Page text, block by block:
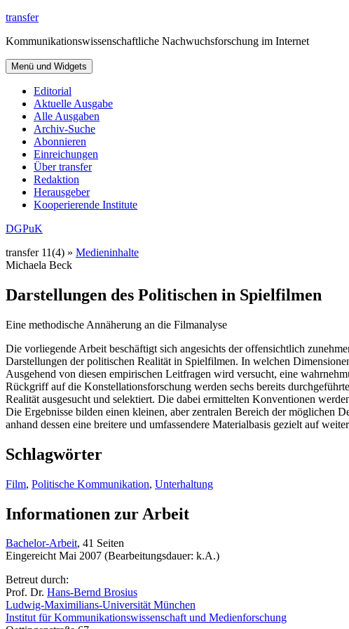
Zum
springen
transfer
Kommunikationswissenschaftliche Nachwuchsforschung im Internet
Menü und Widgets
Editorial
Aktuelle Ausgabe
Alle Ausgaben
Archiv-Suche
Abonnieren
Einreichungen
Über transfer
Redaktion
Herausgeber
Kooperierende Institute
DGPuK
transfer 11(4) » Medieninhalte
Michaela Beck
Darstellungen des Politischen in Spielfilmen
Eine methodische Annäherung an die Filmanalyse
Die vorliegende Arbeit beschäftigt sich angesichts der offensichtlich
Darstellungen der politischen Realität in Spielfilmen. In welchen
Ausgehend von diesen empirischen Leitfragen wird versucht, eine
Rückgriff auf die Konstellationsforschung werden sechs bereits
Realität ausgesucht und selektiert. Die dabei ermittelten Konventionen
Die Ergebnisse bilden einen kleinen, aber zentralen Bereich der möglichen
anhand dessen eine breitere und umfassendere Materialbasis gezielt auf
Schlagwörter
Film, Politische Kommunikation, Unterhaltung
Informationen zur Arbeit
Bachelor-Arbeit, 41 Seiten
Eingereicht Mai 2007 (Bearbeitungsdauer: k.A.)
Betreut durch:
Prof. Dr. Hans-Bernd Brosius
Ludwig-Maximilians-Universität München
Institut für Kommunikationswissenschaft und Medienforschung